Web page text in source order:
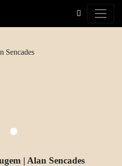
| Alan Sencades